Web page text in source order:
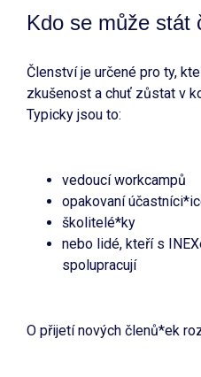
Kdo se může stát
Členství je určené pro ty,
zkušenost a chuť zůstat v
Typicky jsou to:
vedoucí workcampů
opakovaní
školitelé*ky
nebo lidé, kteří s
spolupracují
O přijetí nových členů*ek